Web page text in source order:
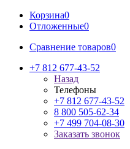
Корзина0
Отложенные0
Сравнение товаров0
+7 812 677-43-52
Назад
Телефоны
+7 812 677-43-52
8 800 505-62-34
+7 499 704-08-30
Заказать звонок